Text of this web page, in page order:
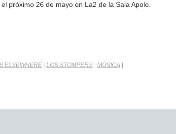
próximo 26 de mayo en La2 de la Sala Apolo.
ELSEWHERE LOS STOMPERS MÚSICA